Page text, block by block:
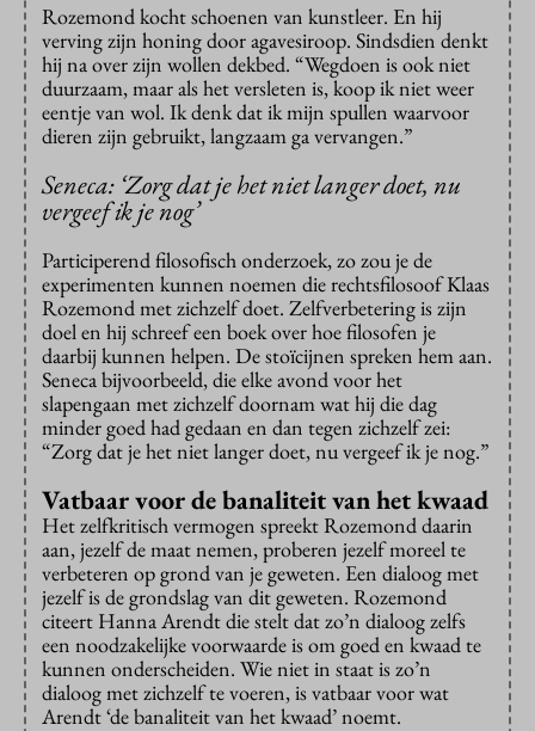
Rozemond kocht schoenen van kunstleer. En hij
verving zijn honing door agavesiroop. Sindsdien denkt
hij na over zijn wollen dekbed. “Wegdoen is ook niet
duurzaam, maar als het versleten is, koop ik niet weer
eentje van wol. Ik denk dat ik mijn spullen waarvoor
dieren zijn gebruikt, langzaam ga vervangen.”
Seneca: ‘Zorg dat je het niet langer doet, nu
vergeef ik je nog’
Participerend filosofisch onderzoek, zo zou je de
experimenten kunnen noemen die rechtsfilosoof Klaas
Rozemond met zichzelf doet. Zelfverbetering is zijn
doel en hij schreef een boek over hoe filosofen je
daarbij kunnen helpen. De stoïcijnen spreken hem aan.
Seneca bijvoorbeeld, die elke avond voor het
slapengaan met zichzelf doornam wat hij die dag
minder goed had gedaan en dan tegen zichzelf zei:
“Zorg dat je het niet langer doet, nu vergeef ik je nog.”
Vatbaar voor de banaliteit van het kwaad
Het zelfkritisch vermogen spreekt Rozemond daarin
aan, jezelf de maat nemen, proberen jezelf moreel te
verbeteren op grond van je geweten. Een dialoog met
jezelf is de grondslag van dit geweten. Rozemond
citeert Hanna Arendt die stelt dat zo’n dialoog zelfs
een noodzakelijke voorwaarde is om goed en kwaad te
kunnen onderscheiden. Wie niet in staat is zo’n
dialoog met zichzelf te voeren, is vatbaar voor wat
Arendt ‘de banaliteit van het kwaad’ noemt.